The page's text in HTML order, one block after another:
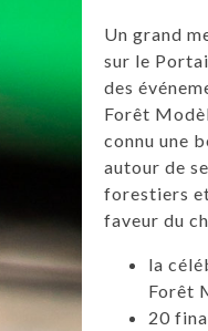
Un grand
sur le
des
Forêt
connu une
autour de
forestiers
faveur du
la
Forêt
20